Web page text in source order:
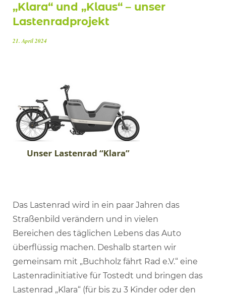
„Klara“ und „Klaus“ – unser
Lastenradprojekt
21. April 2024
Das Lastenrad wird in ein paar Jahren das
Straßenbild verändern und in vielen
Bereichen des täglichen Lebens das Auto
überflüssig machen. Deshalb starten wir
gemeinsam mit „Buchholz fährt Rad e.V.“ eine
Lastenradinitiative für Tostedt und bringen das
Lastenrad „Klara“ (für bis zu 3 Kinder oder den